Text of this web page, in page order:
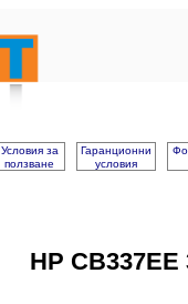
Условия за
ползване
Гаранционни
условия
HP CB337EE